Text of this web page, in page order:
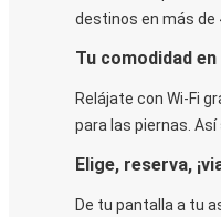
destinos en más de
Tu comodidad
Relájate con Wi-Fi
para las piernas.
Elige, reserva,
De tu pantalla a tu